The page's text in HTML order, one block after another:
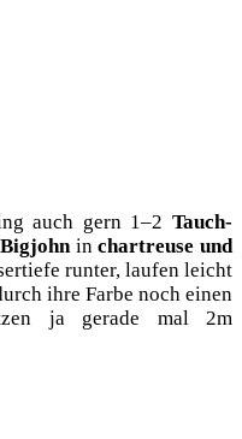
auch gern 1–2 Tauch­
Big­johninchartreu­se und
run­ter, lau­fen leicht
ihre Far­be noch einen
ja gera­de mal 2m